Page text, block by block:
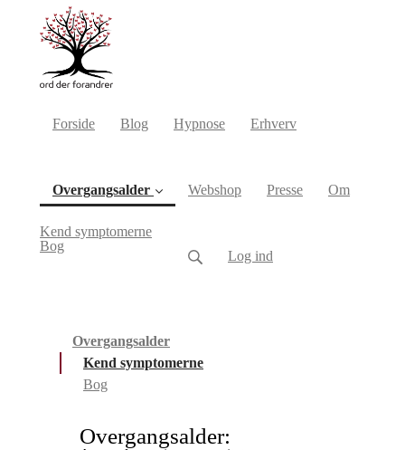
Forside Blog Hypnose Erhverv
Overgangsalder
Kend symptomerne(current)
Bog
Webshop Presse Om
Log ind
Overgangsalder
Kend symptomerne
Bog
Overgangsalder: